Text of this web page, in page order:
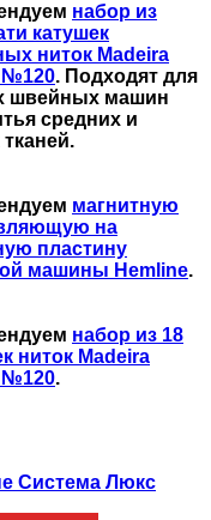
набор из
катушек
ниток Madeira
№120. Подходят для
швейных машин
средних и
тканей.
магнитную
на
пластину
машины Hemline.
набор из 18
ниток Madeira
№120.
Система Люкс